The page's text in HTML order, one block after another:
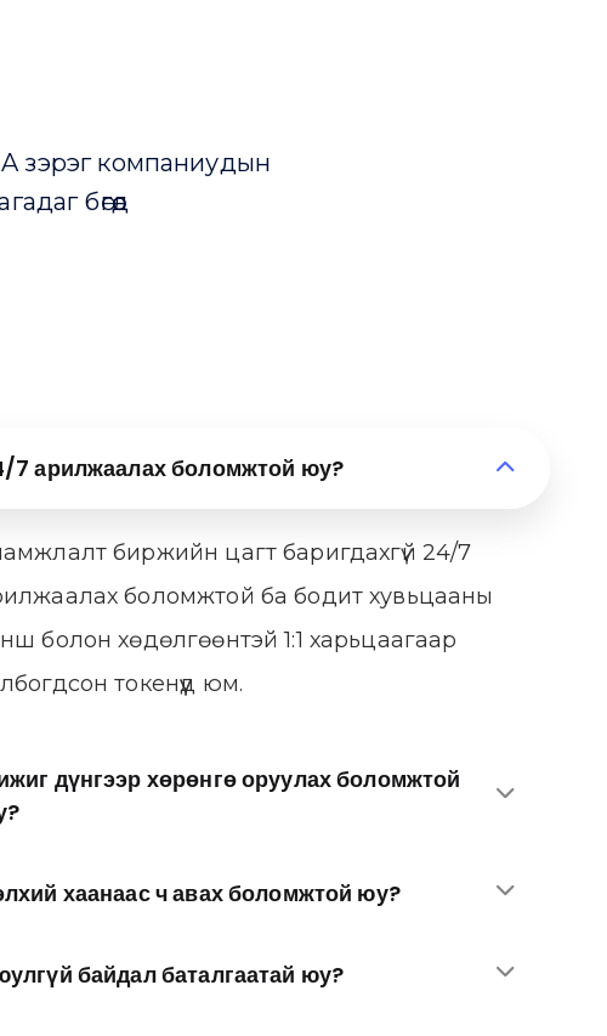
зэрэг компаниудын
бөгөөд
7 арилжаалах боломжтой юу?
биржийн цагт баригдахгүй 24/7
боломжтой ба бодит хувьцааны
болон хөдөлгөөнтэй 1:1 харьцаагаар
токенүүд юм.
дүнгээр хөрөнгө оруулах боломжтой
хаанаас ч авах боломжтой юу?
байдал баталгаатай юу?